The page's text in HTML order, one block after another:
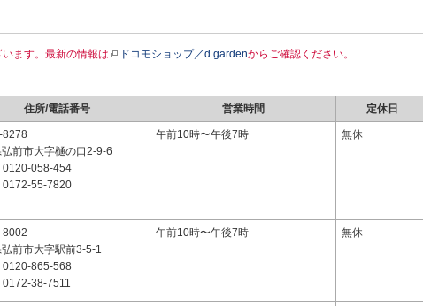
ます。最新の情報は ドコモショップ／d gardenからご確認ください。
住所/電話番号 営業時間 定休日
8278
前市大字樋の口2-9-6
0120-058-454
0172-55-7820
午前10時〜午後7時 無休
8002
前市大字駅前3-5-1
0120-865-568
0172-38-7511
午前10時〜午後7時 無休